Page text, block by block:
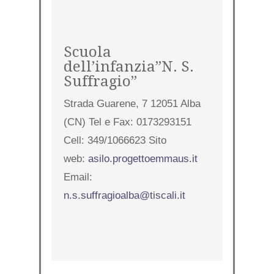
Scuola
dell’infanzia”N. S.
Suffragio”
Strada Guarene, 7 12051 Alba
(CN) Tel e Fax: 0173293151
Cell: 349/1066623 Sito
web: asilo.progettoemmaus.it
Email:
n.s.suffragioalba@tiscali.it